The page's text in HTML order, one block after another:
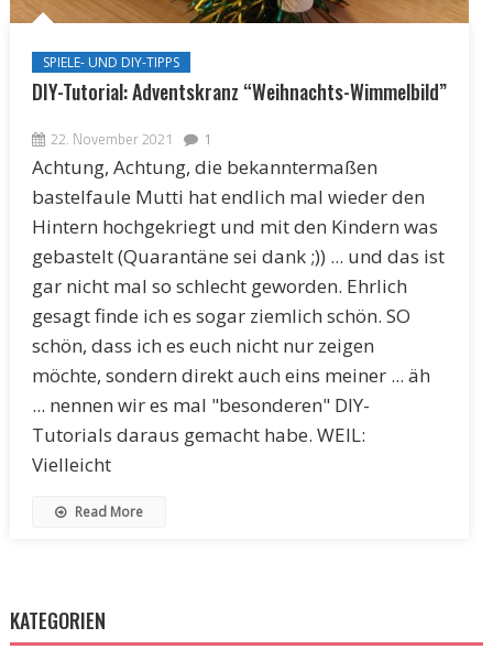
SPIELE- UND DIY-TIPPS
DIY-Tutorial: Adventskranz “Weihnachts-Wimmelbild”
22. November 2021 1
Achtung, Achtung, die bekanntermaßen
bastelfaule Mutti hat endlich mal wieder den
Hintern hochgekriegt und mit den Kindern was
gebastelt (Quarantäne sei dank ;)) ... und das ist
gar nicht mal so schlecht geworden. Ehrlich
gesagt finde ich es sogar ziemlich schön. SO
schön, dass ich es euch nicht nur zeigen
möchte, sondern direkt auch eins meiner ... äh
... nennen wir es mal "besonderen" DIY-
Tutorials daraus gemacht habe. WEIL:
Vielleicht
Read More
KATEGORIEN